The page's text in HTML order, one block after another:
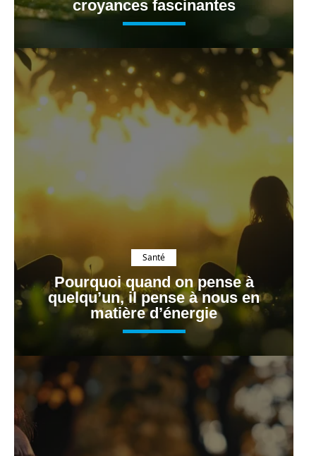
croyances fascinantes
Santé
Pourquoi quand on pense à
quelqu’un, il pense à nous en
matière d’énergie